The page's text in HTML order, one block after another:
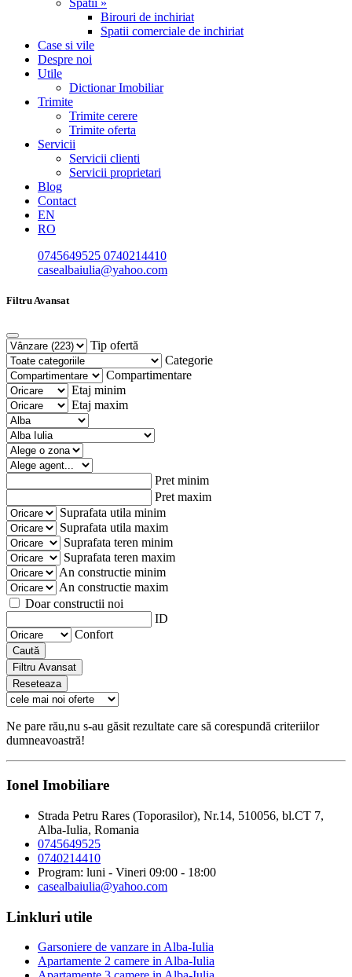
Spatii »
Birouri de inchiriat
Spatii comerciale de inchiriat
Case si vile
Despre noi
Utile
Dictionar Imobiliar
Trimite
Trimite cerere
Trimite oferta
Servicii
Servicii clienti
Servicii proprietari
Blog
Contact
EN
RO
0745649525 0740214410
casealbaiulia@yahoo.com
Filtru Avansat
Tip ofertă
Categorie
Compartimentare
Etaj minim
Etaj maxim
Pret minim
Pret maxim
Suprafata utila minim
Suprafata utila maxim
Suprafata teren minim
Suprafata teren maxim
An constructie minim
An constructie maxim
Doar constructii noi
ID
Confort
Caută
Filtru Avansat
Reseteaza
Ne pare rău,nu s-au găsit rezultate care să corespundă criteriilor
dumneavoastră!
Ionel Imobiliare
Strada Petru Rares (Toporasilor), Nr.14, 510056, bl.CT 7,
Alba-Iulia, Romania
0745649525
0740214410
Program: luni - Vineri 09:00 - 18:00
casealbaiulia@yahoo.com
Linkluri utile
Garsoniere de vanzare in Alba-Iulia
Apartamente 2 camere in Alba-Iulia